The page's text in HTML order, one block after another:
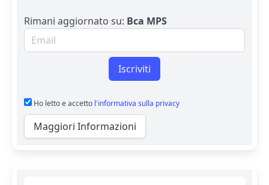
Rimani aggiornato su: Bca MPS
Email per newsletter
Iscriviti
Ho letto e accetto l'informativa sulla privacy
Maggiori Informazioni